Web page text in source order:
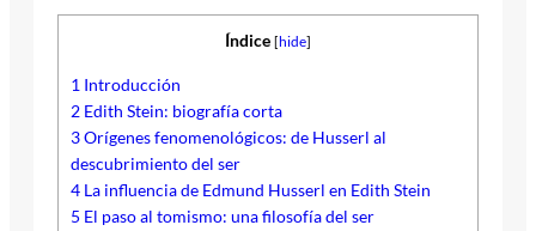
Índice [hide]
1 Introducción
2 Edith Stein: biografía corta
3Orígenes fenomenológicos: de Husserl al
descubrimiento del ser
4 La influencia de Edmund Husserl en Edith Stein
5 El paso al tomismo: una filosofía del ser